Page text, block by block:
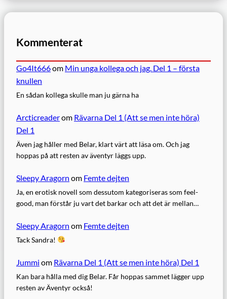
Kommenterat
Go4It666om Min unga kollega och jag. Del 1 – första
knullen
En sådan kollega skulle man ju gärna ha
Arcticreaderom Rävarna Del 1 (Att se men inte höra)
Del 1
Även jag håller med Belar, klart värt att läsa om. Och jag
hoppas på att resten av äventyr läggs upp.
Sleepy Aragorn om Femte dejten
Ja, en erotisk novell som dessutom kategoriseras som feel-
good, man förstår ju vart det barkar och att det är mellan…
Sleepy Aragorn om Femte dejten
Tack Sandra!
Jummi om Rävarna Del 1 (Att se men inte höra) Del 1
Kan bara hålla med dig Belar. Får hoppas sammet lägger upp
resten av Äventyr också!